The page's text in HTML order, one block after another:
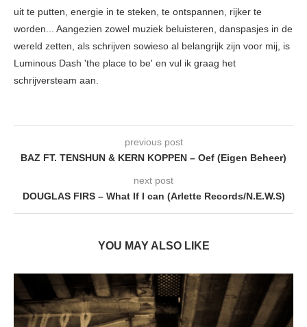
uit te putten, energie in te steken, te ontspannen, rijker te
worden... Aangezien zowel muziek beluisteren, danspasjes in de
wereld zetten, als schrijven sowieso al belangrijk zijn voor mij, is
Luminous Dash 'the place to be' en vul ik graag het
schrijversteam aan.
previous post
BAZ FT. TENSHUN & KERN KOPPEN – Oef (Eigen Beheer)
next post
DOUGLAS FIRS – What If I can (Arlette Records/N.E.W.S)
YOU MAY ALSO LIKE